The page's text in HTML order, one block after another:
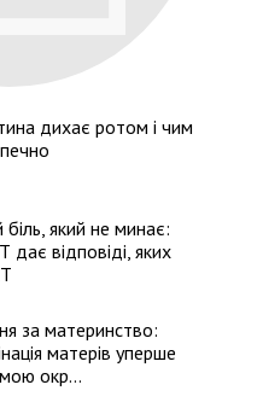
дихає ротом і чим
біль, який не минає:
відповіді, яких
за материнство:
матерів уперше
окр...